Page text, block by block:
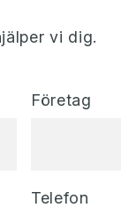
vi dig.
Företag
Telefon